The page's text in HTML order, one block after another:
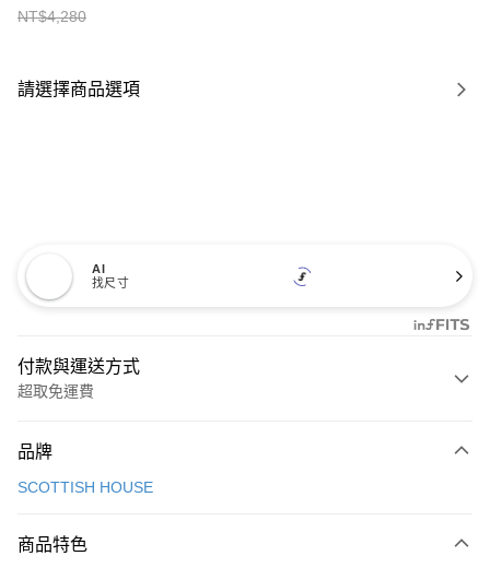
NT$4,280
請選擇商品選項
AI
找尺寸
付款與運送方式
超取免運費
信用卡一次付款
LINE Pay
品牌
SCOTTISH HOUSE
商品特色